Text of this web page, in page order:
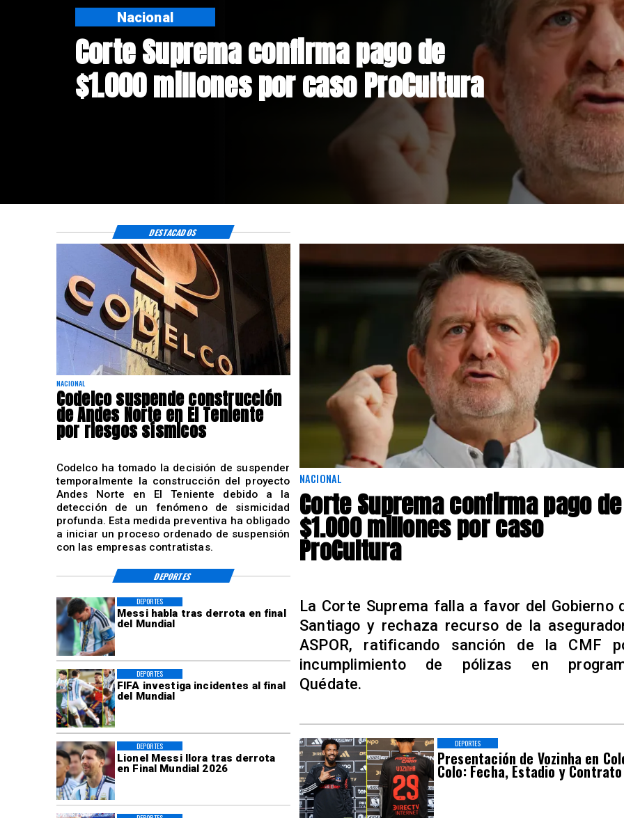
Codelco suspende
Andes Norte en El Teniente por
riesgos sísmicos
Messi habla tras derrota en final
del Mundial
DEPORTES
FIFA investiga incidentes al final
del Mundial
DEPORTES
Lionel Messi llora tras derrota
en Final Mundial 2026
DEPORTES
Presentación de Vozinha en
Colo: Fecha, Estadio y Contrato
DEPORTES
NACIONAL
Codelco suspende construcción
de Andes Norte en El Teniente
por riesgos sísmicos
Codelco ha tomado la decisión de suspender
temporalmente la construcción del proyecto
Andes Norte en El Teniente debido a la
detección de un fenómeno de sismicidad
profunda. Esta medida preventiva ha obligado
a iniciar un proceso ordenado de suspensión
con las empresas contratistas.
NACIONAL
Corte Suprema confirma pago de
$1.000 millones por caso
ProCultura
La Corte Suprema falla a favor del Gobierno
Santiago y rechaza recurso de la
ASPOR, ratificando sanción de la CMF
incumplimiento de pólizas en
Quédate.
DESTACADOS
DEPORTES